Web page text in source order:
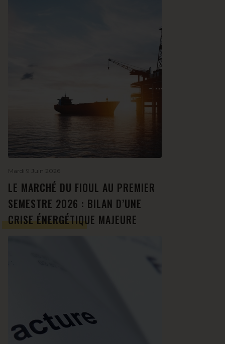
Mardi 9 Juin 2026
LE MARCHÉ DU FIOUL AU PREMIER
SEMESTRE 2026 : BILAN D’UNE
CRISE ÉNERGÉTIQUE MAJEURE